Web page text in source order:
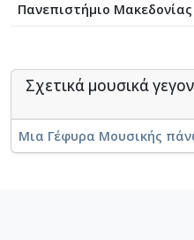
Πανεπιστήμιο Μακεδονίας
Σχετικά μουσικά
Μια Γέφυρα Μουσικής